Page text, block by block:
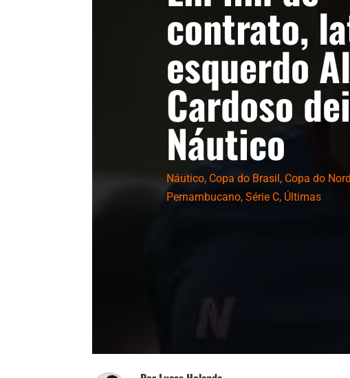
contrato,
esquerdo
Cardoso
Náutico
Náutico, Copa do Brasil, Copa do
Pernambucano, Série C, Últimas